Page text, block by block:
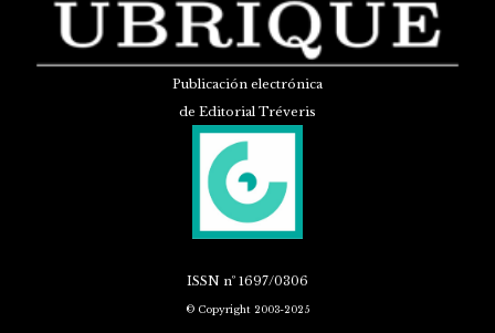
Publicación electrónica
de Editorial Tréveris
ISSN nº 1697/0306
© Copyright 2003-2025